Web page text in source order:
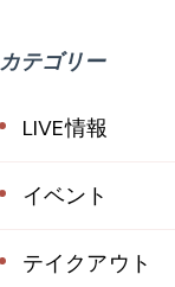
カテゴリー
LIVE情報
イベント
テイクアウト